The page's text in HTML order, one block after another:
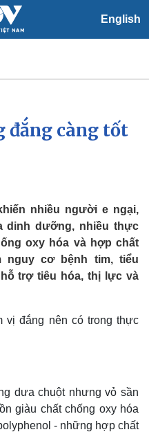
English
Xã hội
Việc làm
Biển đảo
đắng càng tốt
nhiều người e ngại,
dinh dưỡng, nhiều thực
oxy hóa và hợp chất
cơ bệnh tim, tiểu
trợ tiêu hóa, thị lực và
vị đắng nên có trong thực
dưa chuột nhưng vỏ sần
giàu chất chống oxy hóa
- những hợp chất